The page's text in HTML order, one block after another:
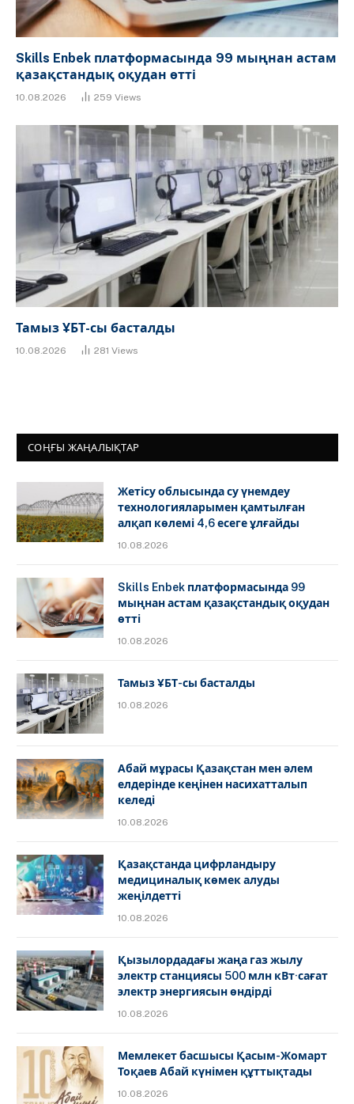
Skills Enbek платформасында 99 мыңнан астам
қазақстандық оқудан өтті
10.08.2026 259 Views
Тамыз ҰБТ-сы басталды
10.08.2026 281 Views
СОҢҒЫ ЖАҢАЛЫҚТАР
Жетісу облысында су үнемдеу
технологияларымен қамтылған
алқап көлемі 4,6 есеге ұлғайды
10.08.2026
Skills Enbek платформасында 99
мыңнан астам қазақстандық оқудан
өтті
10.08.2026
Тамыз ҰБТ-сы басталды
10.08.2026
Абай мұрасы Қазақстан мен әлем
елдерінде кеңінен насихатталып
келеді
10.08.2026
Қазақстанда цифрландыру
медициналық көмек алуды
жеңілдетті
10.08.2026
Қызылордадағы жаңа газ жылу
электр станциясы 500 млн кВт·сағат
электр энергиясын өндірді
10.08.2026
Мемлекет басшысы Қасым-Жомарт
Тоқаев Абай күнімен құттықтады
10.08.2026